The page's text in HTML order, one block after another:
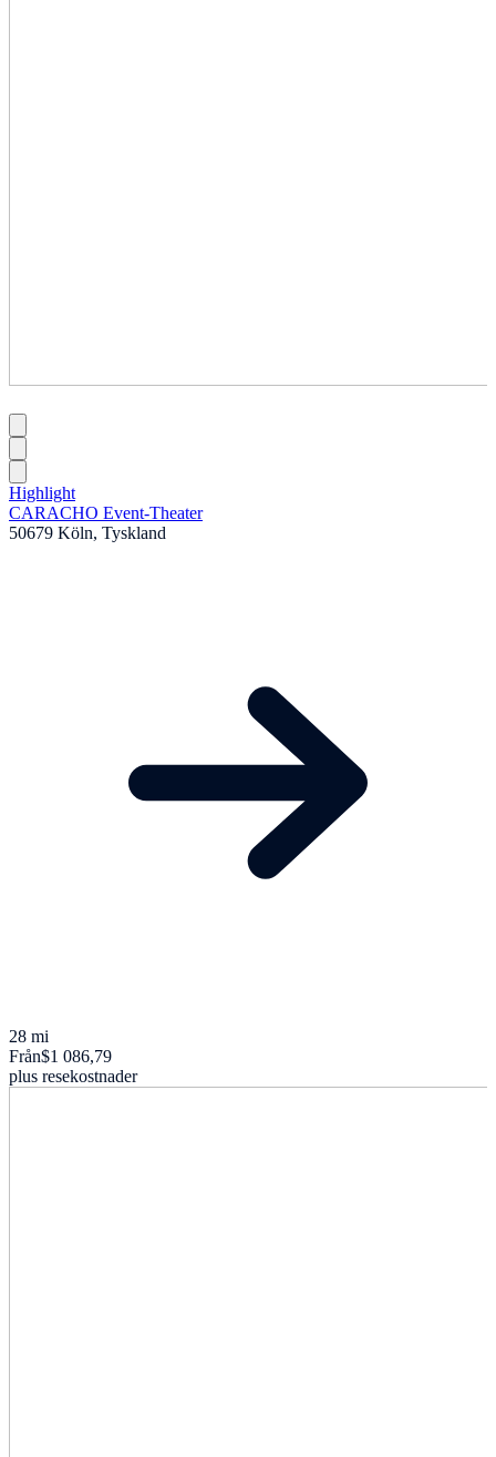
Highlight
CARACHO Event-Theater
50679 Köln, Tyskland
28 mi
Från$1 086,79
plus resekostnader